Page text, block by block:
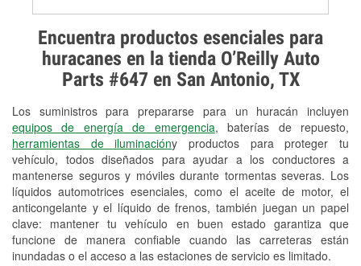
Encuentra productos esenciales para
huracanes en la tienda O’Reilly Auto
Parts #647 en San Antonio, TX
Los suministros para prepararse para un huracán incluyen
equipos de energía de emergencia, baterías de repuesto,
herramientas de iluminacióny productos para proteger tu
vehículo, todos diseñados para ayudar a los conductores a
mantenerse seguros y móviles durante tormentas severas. Los
líquidos automotrices esenciales, como el aceite de motor, el
anticongelante y el líquido de frenos, también juegan un papel
clave: mantener tu vehículo en buen estado garantiza que
funcione de manera confiable cuando las carreteras están
inundadas o el acceso a las estaciones de servicio es limitado.
Prueba de alternadores y
arrancadores
Revisión de la luz "Check Engine"
Reciclaje de baterías y aceite
Instalación de bombillas de faros
Instalación de limpiaparabrisas
Programa de Préstamo de
Herramientas
Rectificación de tambores y discos de